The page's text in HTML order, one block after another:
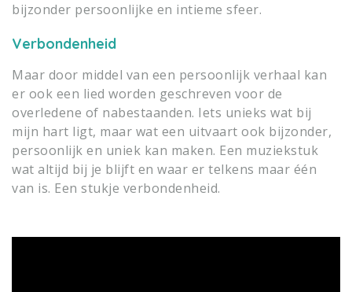
bijzonder persoonlijke en intieme sfeer.
Verbondenheid
Maar door middel van een persoonlijk verhaal kan
er ook een lied worden geschreven voor de
overledene of nabestaanden. Iets unieks wat bij
mijn hart ligt, maar wat een uitvaart ook bijzonder,
persoonlijk en uniek kan maken. Een muziekstuk
wat altijd bij je blijft en waar er telkens maar één
van is. Een stukje verbondenheid.